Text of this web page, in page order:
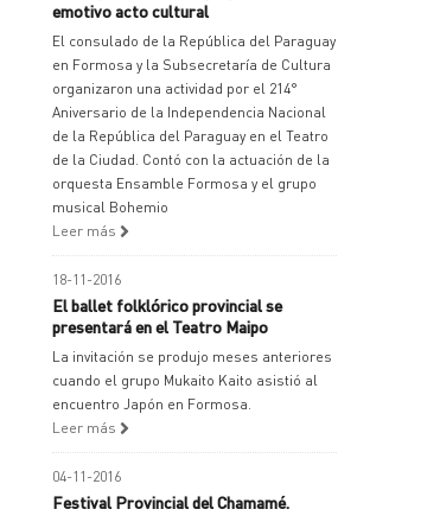
emotivo acto cultural
El consulado de la República del Paraguay
en Formosa y la Subsecretaría de Cultura
organizaron una actividad por el 214°
Aniversario de la Independencia Nacional
de la República del Paraguay en el Teatro
de la Ciudad. Contó con la actuación de la
orquesta Ensamble Formosa y el grupo
musical Bohemio
Leer más
18-11-2016
El ballet folklórico provincial se
presentará en el Teatro Maipo
La invitación se produjo meses anteriores
cuando el grupo Mukaito Kaito asistió al
encuentro Japón en Formosa.
Leer más
04-11-2016
Festival Provincial del Chamamé.